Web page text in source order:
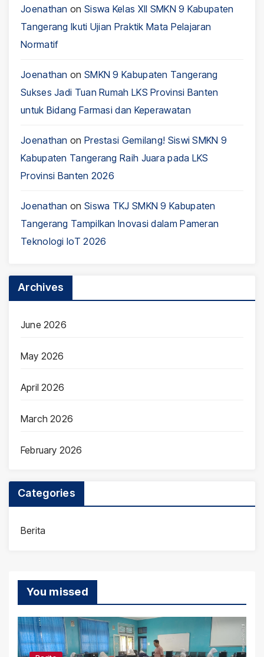
Joenathan on Siswa Kelas XII SMKN 9 Kabupaten
Tangerang Ikuti Ujian Praktik Mata Pelajaran
Normatif
Joenathan on SMKN 9 Kabupaten Tangerang
Sukses Jadi Tuan Rumah LKS Provinsi Banten
untuk Bidang Farmasi dan Keperawatan
Joenathan on Prestasi Gemilang! Siswi SMKN 9
Kabupaten Tangerang Raih Juara pada LKS
Provinsi Banten 2026
Joenathan on Siswa TKJ SMKN 9 Kabupaten
Tangerang Tampilkan Inovasi dalam Pameran
Teknologi IoT 2026
Archives
June 2026
May 2026
April 2026
March 2026
February 2026
Categories
Berita
You missed